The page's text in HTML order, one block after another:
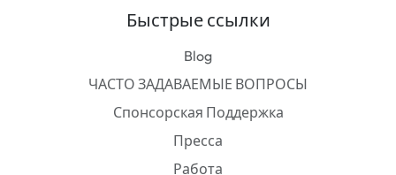
Быстрые ссылки
Blog
ЧАСТО ЗАДАВАЕМЫЕ ВОПРОСЫ
Спонсорская Поддержка
Пресса
Работа